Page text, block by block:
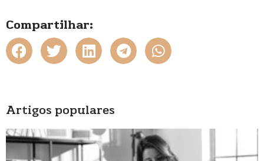
Compartilhar:
Artigos populares